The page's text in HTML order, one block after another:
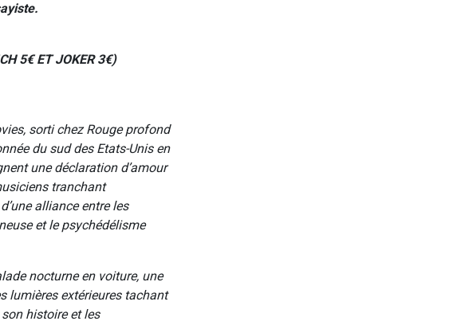
5€ ET JOKER 3€)
sorti chez Rouge profond
du sud des Etats-Unis en
une déclaration d’amour
tranchant
alliance entre les
et le psychédélisme
nocturne en voiture, une
lumières extérieures tachant
histoire et les